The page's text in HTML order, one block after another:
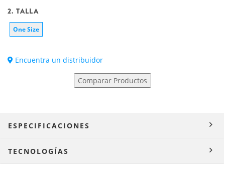
2. TALLA
One Size
Encuentra un distribuidor
Comparar Productos
ESPECIFICACIONES
TECNOLOGÍAS